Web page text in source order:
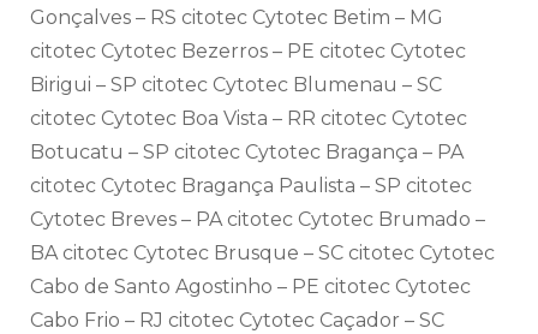
Gonçalves – RS citotec Cytotec Betim – MG
citotec Cytotec Bezerros – PE citotec Cytotec
Birigui – SP citotec Cytotec Blumenau – SC
citotec Cytotec Boa Vista – RR citotec Cytotec
Botucatu – SP citotec Cytotec Bragança – PA
citotec Cytotec Bragança Paulista – SP citotec
Cytotec Breves – PA citotec Cytotec Brumado –
BA citotec Cytotec Brusque – SC citotec Cytotec
Cabo de Santo Agostinho – PE citotec Cytotec
Cabo Frio – RJ citotec Cytotec Caçador – SC